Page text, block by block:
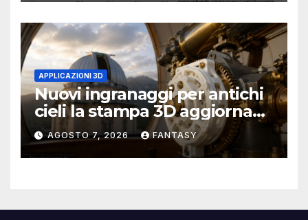
APPLICAZIONI 3D
Nuovi ingranaggi per antichi
cieli la stampa 3D aggiorna
un osservatorio del 1930 della
University of Arkansas at
Little Rock
AGOSTO 7, 2026 FANTASY